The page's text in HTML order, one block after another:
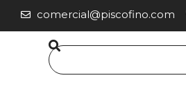
comercial@piscofino.com